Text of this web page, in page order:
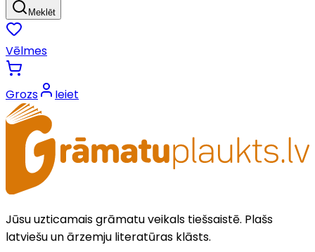
Meklēt
Vēlmes
Grozs Ieiet
Jūsu uzticamais grāmatu veikals tiešsaistē. Plašs
latviešu un ārzemju literatūras klāsts.